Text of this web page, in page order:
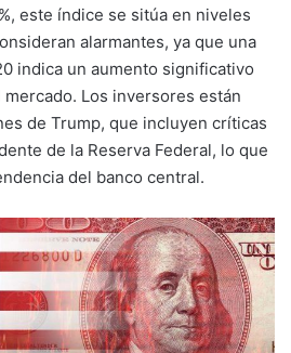
este índice se sitúa en niveles
alarmantes, ya que una
indica un aumento significativo
Los inversores están
de Trump, que incluyen críticas
de la Reserva Federal, lo que
del banco central.